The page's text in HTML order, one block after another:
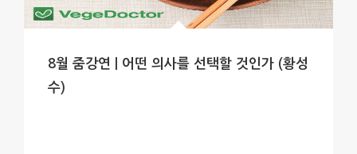
8월 줌강연 | 어떤 의사를 선택할 것인가 (황성
수)